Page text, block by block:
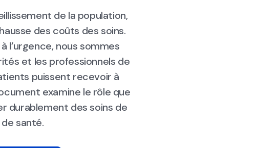
de la population,
des coûts des soins.
l’urgence, nous sommes
et les professionnels de
puissent recevoir à
examine le rôle que
durablement des soins de
santé.